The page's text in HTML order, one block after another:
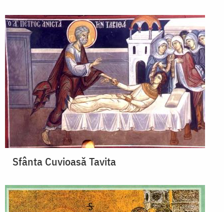
Sfânta Cuvioasă Tavita